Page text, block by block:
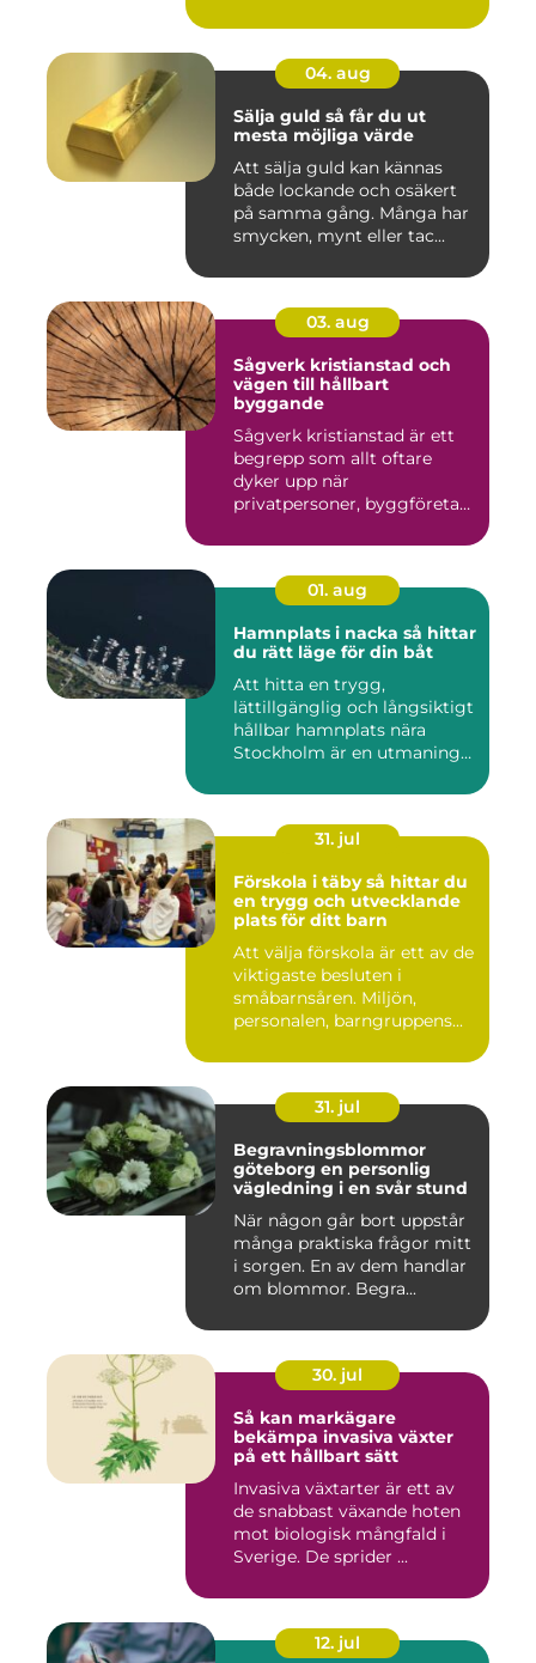
04. aug
Sälja guld så får du ut
mesta möjliga värde
Att sälja guld kan kännas
både lockande och osäkert
på samma gång. Många har
smycken, mynt eller tac...
03. aug
Sågverk kristianstad och
vägen till hållbart
byggande
Sågverk kristianstad är ett
begrepp som allt oftare
dyker upp när
privatpersoner, byggföretag
01. aug
Hamnplats i nacka så hittar
du rätt läge för din båt
Att hitta en trygg,
lättillgänglig och långsiktigt
hållbar hamnplats nära
Stockholm är en utmaning
31. jul
Förskola i täby så hittar du
en trygg och utvecklande
plats för ditt barn
Att välja förskola är ett av de
viktigaste besluten i
småbarnsåren. Miljön,
personalen, barngruppens...
31. jul
Begravningsblommor
göteborg en personlig
vägledning i en svår stund
När någon går bort uppstår
många praktiska frågor mitt
i sorgen. En av dem handlar
om blommor. Begra...
30. jul
Så kan markägare
bekämpa invasiva växter
på ett hållbart sätt
Invasiva växtarter är ett av
de snabbast växande hoten
mot biologisk mångfald i
Sverige. De sprider ...
12. jul